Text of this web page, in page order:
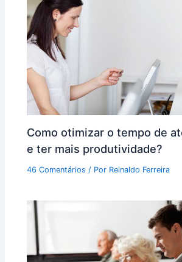
Como otimizar o tempo de
e ter mais produtividade?
46 Comentários / Por Reinaldo Ferreira